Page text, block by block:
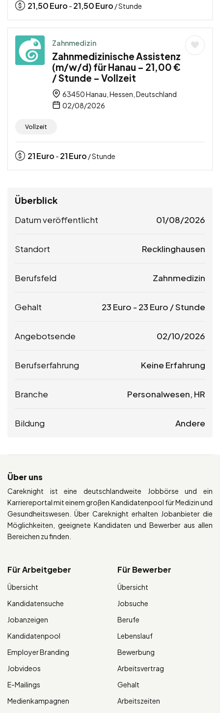
21,50Euro - 21,50Euro / Stunde
Zahnmedizin
Zahnmedizinische Assistenz
(m/w/d) für Hanau – 21,00 €
/ Stunde – Vollzeit
63450 Hanau, Hessen, Deutschland
02/08/2026
Vollzeit
21Euro - 21Euro / Stunde
Überblick
Datum veröffentlicht 01/08/2026
Standort Recklinghausen
Berufsfeld Zahnmedizin
Gehalt 23 Euro - 23 Euro / Stunde
Angebotsende 02/10/2026
Berufserfahrung Keine Erfahrung
Branche Personalwesen, HR
Bildung Andere
Über uns
Careknight ist eine deutschlandweite Jobbörse und ein
Karriereportal mit einem großen Kandidatenpool für Medizin und
Gesundheitswesen. Über Careknight erhalten Jobanbieter die
Möglichkeiten, geeignete Kandidaten und Bewerber aus allen
Bereichen zu finden.
Für Arbeitgeber
Übersicht
Kandidatensuche
Jobanzeigen
Kandidatenpool
Employer Branding
Jobvideos
E-Mailings
Medienkampagnen
Für Bewerber
Übersicht
Jobsuche
Berufe
Lebenslauf
Bewerbung
Arbeitsvertrag
Gehalt
Arbeitszeiten